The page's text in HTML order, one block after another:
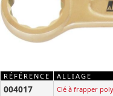
RÉFÉRENCE ALLIAGE
004017 Clé à frapper